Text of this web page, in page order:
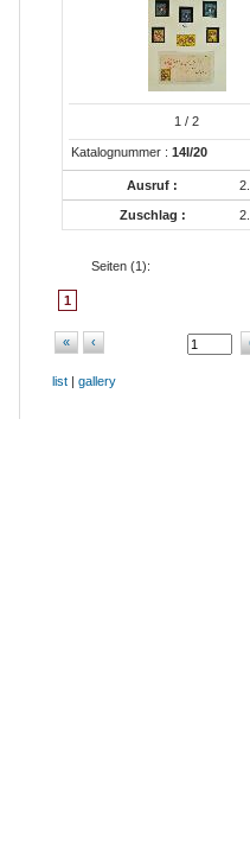
1 / 2
Katalognummer : 14I/20
Ausruf :
Zuschlag :
Seiten (1):
1
« ‹
list | gallery